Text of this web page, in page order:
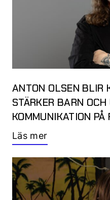
ANTON OLSEN BLIR
STÄRKER BARN
KOMMUNIKATION
Läs mer